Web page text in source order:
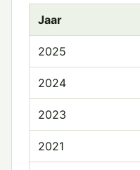
Jaar
2025
2024
2023
2021